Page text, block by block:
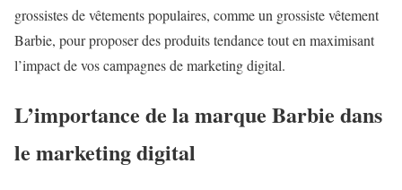
grossistes de vêtements populaires, comme un grossiste vêtement
Barbie, pour proposer des produits tendance tout en maximisant
l’impact de vos campagnes de marketing digital.
L’importance de la marque Barbie dans
le marketing digital